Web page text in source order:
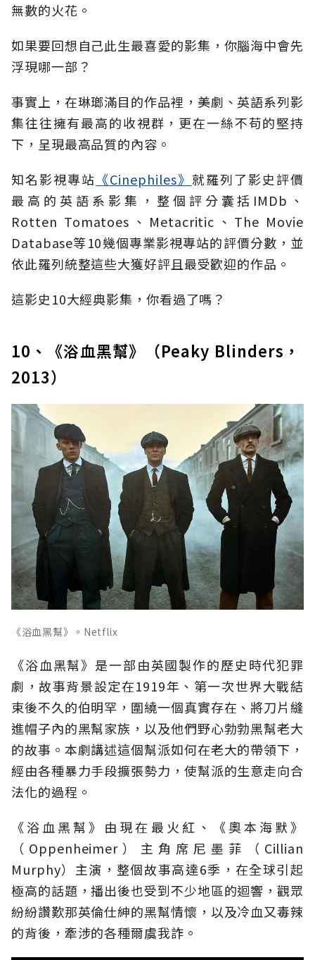
無數的火花。
如果要回想自己此生最喜愛的影集，你腦海中會先
浮現哪一部？
事實上，在琳瑯滿目的作品裡，美劇、英語系列影
集往往擁有最高的收視群，更在一絲不苟的堅持
下，呈現最高品質的內容。
知名影視專站 《Cinephiles》 就羅列了影史評價
最高的英語系影集，整個評分囊括IMDb、
Rotten Tomatoes、Metacritic、The Movie
Database等10幾個專業影視專站的評價分數，並
依此羅列統整這些大獲好評且最受歡迎的作品。
這影史10大經典影集，你看過了嗎？
10、《浴血黑幫》（Peaky Blinders，
2013）
《浴血黑幫》。Netflix
《浴血黑幫》是一部由英國製作的歷史時代犯罪
劇，故事背景設定在1919年、第一次世界大戰結
束後不久的伯明罕，圍繞一個真實存在、將刀片縫
進帽子內的黑幫家族，以及他們野心勃勃黑幫老大
的故事。本劇講述這個幫派如何在老大的帶領下，
經由各種暴力手段擴張勢力，使幫派的生意走向合
法化的過程。
《浴血黑幫》由現在最火紅、《奧本海默》
（Oppenheimer）主角席尼墨菲（Cillian
Murphy）主演，整個故事高達6季，在全球引起
極高的話題，播出後也受到不少地區的迴響，觀眾
紛紛讚歎那英倫仕紳的黑幫情懷，以及冷血又毒辣
的背後，牽涉的各種爾虞我詐。